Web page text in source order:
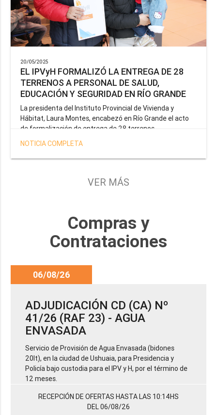
20/05/2025
EL IPVyH FORMALIZÓ LA ENTREGA DE 28
TERRENOS A PERSONAL DE SALUD,
EDUCACIÓN Y SEGURIDAD EN RÍO GRANDE
La presidenta del Instituto Provincial de Vivienda y
Hábitat, Laura Montes, encabezó en Río Grande el acto
de formalización de entrega de 28 terrenos
correspondientes a la operatoria especial anunciada por
el Gobernador Gustavo Melella, la cual tiene como
objetivo brindar una solución habitacional a docentes,
Provincia y del Servicio Penitenciario.
NOTICIA COMPLETA
VER MÁS
Compras y
Contrataciones
06/08/26
ADJUDICACIÓN CD (CA) Nº
41/26 (RAF 23) - AGUA
ENVASADA
Servicio de Provisión de Agua Envasada (bidones
20lt), en la ciudad de Ushuaia, para Presidencia y
Policía bajo custodia para el IPV y H, por el término de
12 meses.
RECEPCIÓN DE OFERTAS HASTA LAS 10:14HS
DEL 06/08/26